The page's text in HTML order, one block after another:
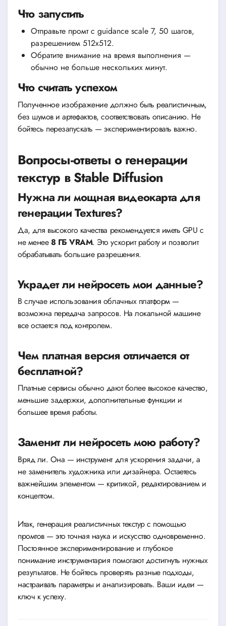
Что запустить
Отправьте промт с guidance scale 7, 50 шагов,
разрешением 512х512.
Обратите внимание на время выполнения —
обычно не больше нескольких минут.
Что считать успехом
Полученное изображение должно быть реалистичным,
без шумов и артефактов, соответствовать описанию. Не
бойтесь перезапускать — экспериментировать важно.
Вопросы-ответы о генерации
текстур в Stable Diffusion
Нужна ли мощная видеокарта для
генерации Textures?
Да, для высокого качества рекомендуется иметь GPU с
не менее8 ГБ VRAM. Это ускорит работу и позволит
обрабатывать большие разрешения.
Украдет ли нейросеть мои данные?
В случае использования облачных платформ —
возможна передача запросов. На локальной машине
все остается под контролем.
Чем платная версия отличается от
бесплатной?
Платные сервисы обычно дают более высокое качество,
меньшие задержки, дополнительные функции и
большее время работы.
Заменит ли нейросеть мою работу?
Вряд ли. Она — инструмент для ускорения задачи, а
не заменитель художника или дизайнера. Остаетесь
важнейшим элементом — критикой, редактированием и
концептом.
Итак, генерация реалистичных текстур с помощью
промтов — это точная наука и искусство одновременно.
Постоянное экспериментирование и глубокое
понимание инструментария помогают достигнуть нужных
результатов. Не бойтесь проверять разные подходы,
настраивать параметры и анализировать. Ваши идеи —
ключ к успеху.